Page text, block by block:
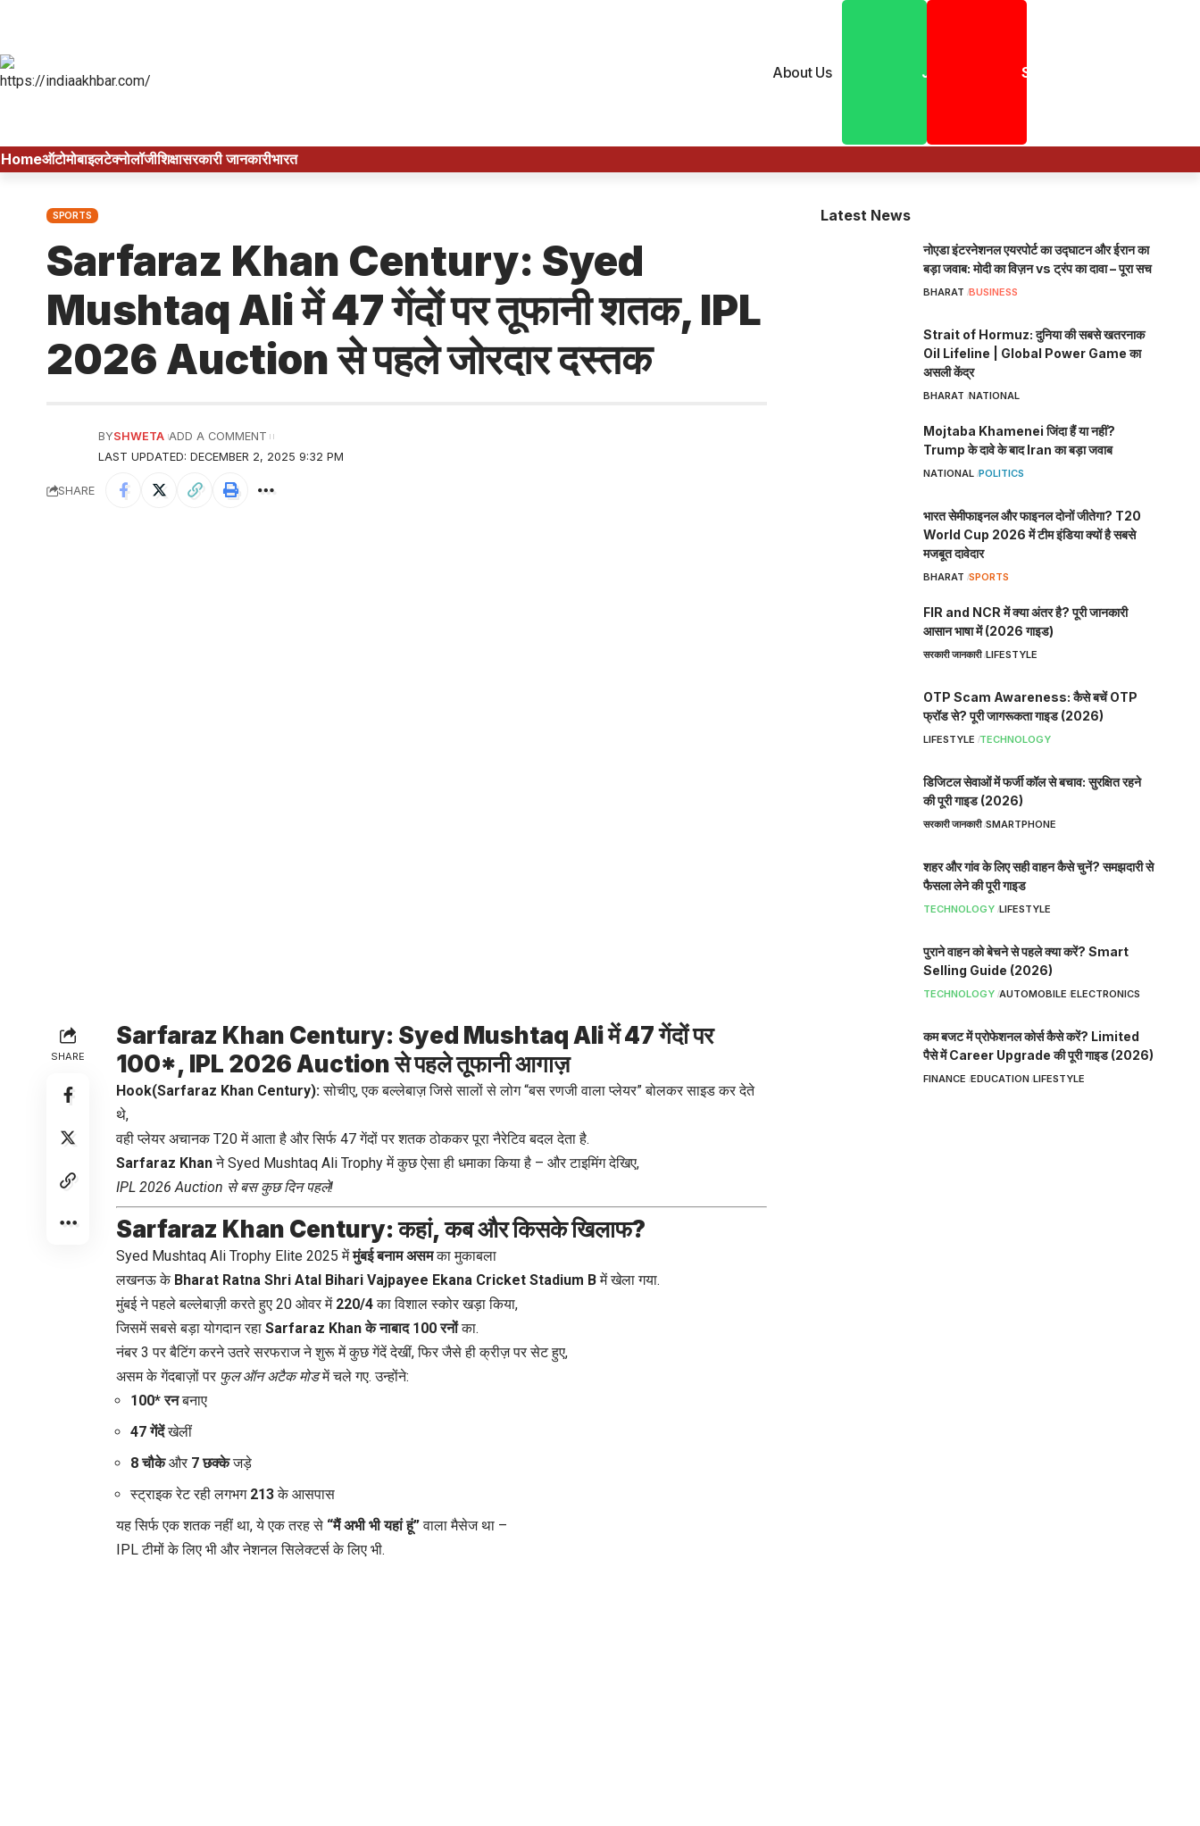
About Us Join Shorts
Homeऑटोमोबाइलटेक्नोलॉजीशिक्षासरकारी जानकारीभारत
SPORTS
Sarfaraz Khan Century: Syed
Mushtaq Ali में 47 गेंदों पर तूफानी शतक, IPL
2026 Auction से पहले जोरदार दस्तक
LAST UPDATED: DECEMBER 2, 2025 9:32 PM
BYSHWETA ADD A COMMENT
SHARE
SHARE
Sarfaraz Khan Century: Syed Mushtaq Ali में 47 गेंदों पर
100*, IPL 2026 Auction से पहले तूफानी आगाज़
Hook(Sarfaraz Khan Century):सोचीए, एक बल्लेबाज़ जिसे सालों से लोग “बस रणजी वाला प्लेयर” बोलकर साइड कर देते
थे,
वही प्लेयर अचानक T20 में आता है और सिर्फ 47 गेंदों पर शतक ठोककर पूरा नैरेटिव बदल देता है.
Sarfaraz Khanने Syed Mushtaq Ali Trophy में कुछ ऐसा ही धमाका किया है – और टाइमिंग देखिए,
IPL 2026 Auction से बस कुछ दिन पहले!
Sarfaraz Khan Century: कहां, कब और किसके खिलाफ?
Syed Mushtaq Ali Trophy Elite 2025 मेंमुंबई बनाम असमका मुकाबला
लखनऊ के Bharat Ratna Shri Atal Bihari Vajpayee Ekana Cricket Stadium Bमें खेला गया.
मुंबई ने पहले बल्लेबाज़ी करते हुए 20 ओवर में 220/4का विशाल स्कोर खड़ा किया,
जिसमें सबसे बड़ा योगदान रहा Sarfaraz Khan के नाबाद 100 रनोंका.
नंबर 3 पर बैटिंग करने उतरे सरफराज ने शुरू में कुछ गेंदें देखीं, फिर जैसे ही क्रीज़ पर सेट हुए,
असम के गेंदबाज़ों पर फुल ऑन अटैक मोडमें चले गए. उन्होंने:
100* रनबनाए
47 गेंदेंखेलीं
8 चौकेऔर 7 छक्केजड़े
स्ट्राइक रेट रही लगभग 213के आसपास
यह सिर्फ एक शतक नहीं था, ये एक तरह से “मैं अभी भी यहां हूं”वाला मैसेज था –
IPL टीमों के लिए भी और नेशनल सिलेक्टर्स के लिए भी.
Latest News
नोएडा इंटरनेशनल एयरपोर्ट का उद्घाटन और ईरान का
बड़ा जवाब: मोदी का विज़न vs ट्रंप का दावा – पूरा सच
BHARAT BUSINESS
Strait of Hormuz: दुनिया की सबसे खतरनाक
Oil Lifeline | Global Power Game का
असली केंद्र
BHARAT NATIONAL
Mojtaba Khamenei जिंदा हैं या नहीं?
Trump के दावे के बाद Iran का बड़ा जवाब
NATIONAL POLITICS
भारत सेमीफाइनल और फाइनल दोनों जीतेगा? T20
World Cup 2026 में टीम इंडिया क्यों है सबसे
मजबूत दावेदार
BHARAT SPORTS
FIR and NCR में क्या अंतर है? पूरी जानकारी
आसान भाषा में (2026 गाइड)
सरकारी जानकारी LIFESTYLE
OTP Scam Awareness: कैसे बचें OTP
फ्रॉड से? पूरी जागरूकता गाइड (2026)
LIFESTYLE TECHNOLOGY
डिजिटल सेवाओं में फर्जी कॉल से बचाव: सुरक्षित रहने
की पूरी गाइड (2026)
सरकारी जानकारी SMARTPHONE
शहर और गांव के लिए सही वाहन कैसे चुनें? समझदारी से
फैसला लेने की पूरी गाइड
TECHNOLOGY LIFESTYLE
पुराने वाहन को बेचने से पहले क्या करें? Smart
Selling Guide (2026)
TECHNOLOGY AUTOMOBILE ELECTRONICS
कम बजट में प्रोफेशनल कोर्स कैसे करें? Limited
पैसे में Career Upgrade की पूरी गाइड (2026)
FINANCE EDUCATION LIFESTYLE